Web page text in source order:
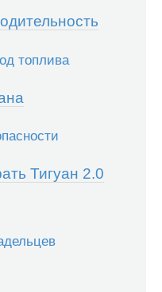
топлива
Тигуан 2.0